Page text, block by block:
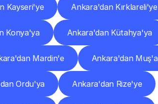
Kayseri'ye Ankara'dan Kırklareli'ye
Konya'ya Ankara'dan Kütahya'ya
Mardin'e Ankara'dan Muş'a
Ordu'ya Ankara'dan Rize'ye